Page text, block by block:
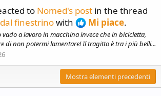
to Nomed's post in the thread
finestrinowith Mi piace.
a lavoro in macchina invece che in bicicletta,
di non potermi lamentare! Il tragitto è tra i più belli...
Mostra elementi precedenti